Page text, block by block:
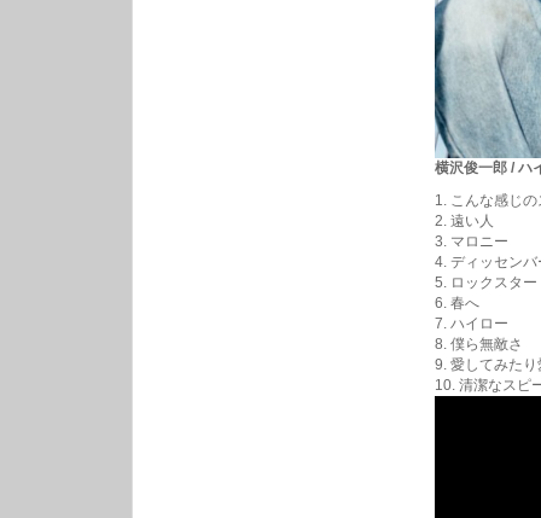
横沢俊一郎 / ハ
1. こんな感じ
2. 遠い人
3. マロニー
4. ディッセン
5. ロックスター
6. 春へ
7. ハイロー
8. 僕ら無敵さ
9. 愛してみた
10. 清潔なスピ